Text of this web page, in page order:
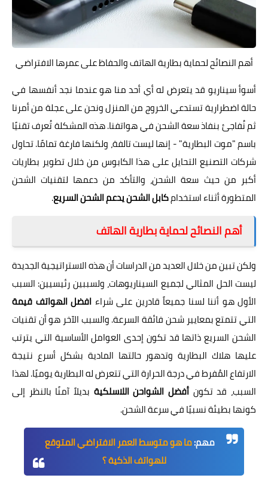
أهم النصائح لحماية بطارية الهاتف والحفاظ على عمرها الافتراضي
أسوأ سيناريو قد يتعرض له أي أحد منا هو عندما نجد أنفسها في
حالة اضطرارية تستدعي الخروج من المنزل ونحن على عجلة من أمرنا
ثم نُفاجئ بنفاذ سعة الشحن في هواتفنا. هذه المشكلة تُعرف تقنيًا
باسم "موت البطارية" - إنها ليست تالفة، ولكنها فارغة تمامًا. تحاول
شركات التصنيع التحايل على هذا الكابوس من خلال تطوير بطاريات
أكبر من حيث سعة الشحن، والتأكد من دعمها لتقنيات الشحن
المتطورة أثناء استخدامكابل الشحن يدعم الشحن السريع.
أهم النصائح لحماية بطارية الهاتف
ولكن تبين من خلال العديد من الدراسات أن هذه الاستراتيجية الجديدة
ليست الحل المثالي لجميع السيناريوهات، ولسببين رئيسيين: السبب
الأول هو أننا لسنا جميعاً قادرين على شراء افضل الهواتف قيمة
التي تتمتع بمعايير شحن فائقة السرعة. والسبب الآخر هو أن تقنيات
الشحن السريع ذاتها قد تكون إحدى العوامل الأساسية التي يترتب
عليها هلاك البطارية وتدهور حالتها المادية بشكل أسرع نتيجة
الارتفاع المُفرط في درجة الحرارة التي تتعرض له البطارية يوميًا. لهذا
السبب، قد تكون أفضل الشواحن اللاسلكية بديلاً آمنًا بالنظر إلى
كونها بطيئة نسبيًا في سرعة الشحن.
مهم:ما هو متوسط العمر الافتراضي المتوقع
للهواتف الذكية ؟